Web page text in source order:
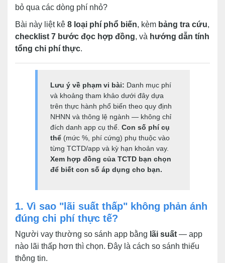
bỏ qua các dòng phí nhỏ?
Bài này liệt kê 8 loại phí phổ biến, kèm bảng tra cứu,
checklist 7 bước đọc hợp đồng, và hướng dẫn tính
tổng chi phí thực.
Lưu ý về phạm vi bài: Danh mục phí
và khoảng tham khảo dưới đây dựa
trên thực hành phổ biến theo quy định
NHNN và thông lệ ngành — không chỉ
đích danh app cụ thể. Con số phí cụ
thể (mức %, phí cứng) phụ thuộc vào
từng TCTD/app và kỳ hạn khoản vay.
Xem hợp đồng của TCTD bạn chọn
để biết con số áp dụng cho bạn.
1. Vì sao "lãi suất thấp" không phản ánh
đúng chi phí thực tế?
Người vay thường so sánh app bằng lãi suất — app
nào lãi thấp hơn thì chọn. Đây là cách so sánh thiếu
thông tin.